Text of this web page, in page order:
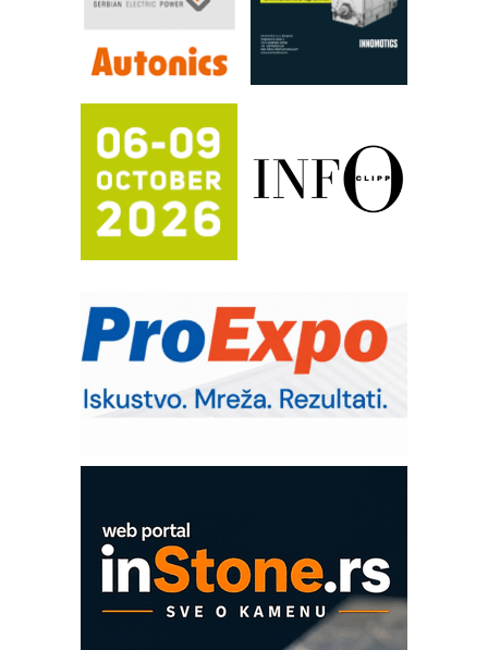
automatizaciju
Efikasno upravljanje energijom
Automatizacija pakovanja · Display
Proizvodnja iC7 Hybrid 1500 VDC
mrežnog pretvarača sa tečnim
hlađenjem
Potpuna efikasnost bez složenih
sistema
IB BLUMENAUER - više od 40 godina
poverenja u industriji
RMQ-TITAN ADVANCED INDICATOR
– Pametna signalizacija za efikasnije
upravljanje mašinama
EVOKS Maintenance Management
ROSA i SCHUNK podižu proizvodnju
na viši nivo
Detekcija različitih oblika
MAREX - Lim i mašine za savremena